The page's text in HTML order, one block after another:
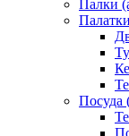
Палки
Посуда